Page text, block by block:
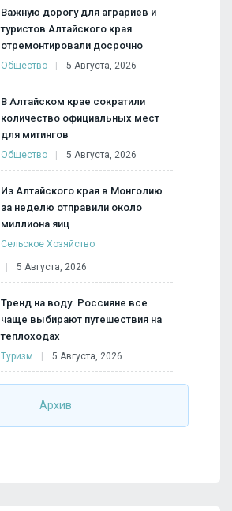
Важную дорогу для аграриев и
туристов Алтайского края
отремонтировали досрочно
Общество 5 Августа, 2026
В Алтайском крае сократили
количество официальных мест
для митингов
Общество 5 Августа, 2026
Из Алтайского края в Монголию
за неделю отправили около
миллиона яиц
Сельское Хозяйство
5 Августа, 2026
Тренд на воду. Россияне все
чаще выбирают путешествия на
теплоходах
Туризм 5 Августа, 2026
Архив